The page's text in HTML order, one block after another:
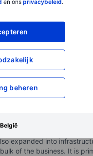
en ons privacybeleid.
beheren
België
een rekening om
expanded into
of the business. It is